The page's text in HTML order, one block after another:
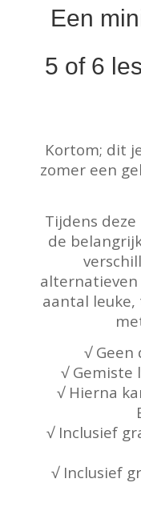
Een
5 of 6
Kortom; dit
zomer een
Tijdens deze
de
alternatieven
aantal
√
√ Gemiste
√ Hierna
√ Inclusief
√ Inclusief